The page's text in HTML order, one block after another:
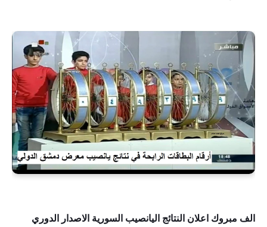
الف مبروك اعلان النتائج اليانصيب السورية الاصدار الدوري